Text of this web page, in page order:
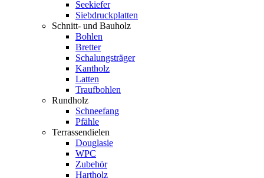
Seekiefer
Siebdruckplatten
Schnitt- und Bauholz
Bohlen
Bretter
Schalungsträger
Kantholz
Latten
Traufbohlen
Rundholz
Schneefang
Pfähle
Terrassendielen
Douglasie
WPC
Zubehör
Hartholz